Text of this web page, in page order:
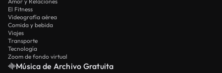
El Fitness
Videografía aérea
Comida y bebida
Viajes
Transporte
Tecnología
Zoom de fondo virtual
Música de Archivo Gratuita